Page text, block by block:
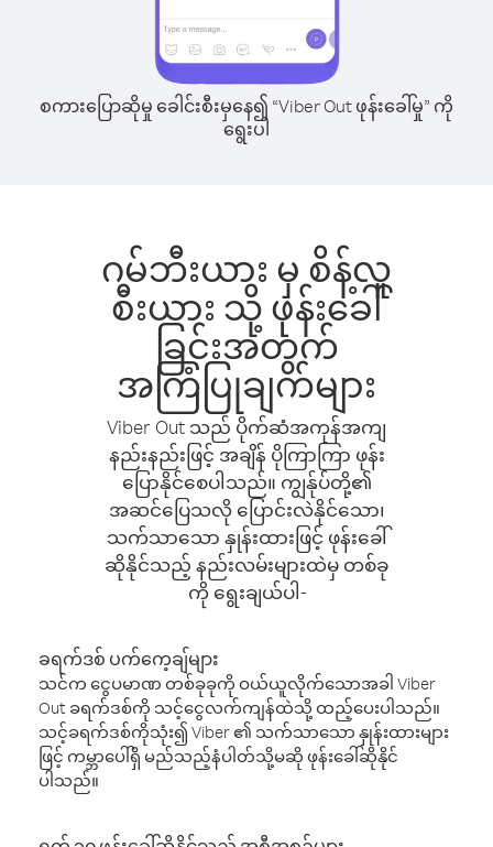
စကားပြောဆိုမှု ခေါင်းစီးမှနေ၍ “Viber Out ဖုန်းခေါ်မှု” ကို
ရွေးပါ
ဂမ်ဘီးယား မှ စိန့်လူ
စီးယား သို့ ဖုန်းခေါ်
ခြင်းအတွက်
အကြံပြုချက်များ
Viber Out သည် ပိုက်ဆံအကုန်အကျ
နည်းနည်းဖြင့် အချိန် ပိုကြာကြာ ဖုန်း
ပြောနိုင်စေပါသည်။ ကျွန်ုပ်တို့၏
အဆင်ပြေသလို ပြောင်းလဲနိုင်သော၊
သက်သာသော နှုန်းထားဖြင့် ဖုန်းခေါ်
ဆိုနိုင်သည့် နည်းလမ်းများထဲမှ တစ်ခု
ကို ရွေးချယ်ပါ-
ခရက်ဒစ် ပက်ကေ့ချ်များ
သင်က ငွေပမာဏ တစ်ခုခုကို ဝယ်ယူလိုက်သောအခါ Viber
Out ခရက်ဒစ်ကို သင့်ငွေလက်ကျန်ထဲသို့ ထည့်ပေးပါသည်။
သင့်ခရက်ဒစ်ကိုသုံး၍ Viber ၏ သက်သာသော နှုန်းထားများ
ဖြင့် ကမ္ဘာပေါ်ရှိ မည်သည့်နံပါတ်သို့မဆို ဖုန်းခေါ်ဆိုနိုင်
ပါသည်။